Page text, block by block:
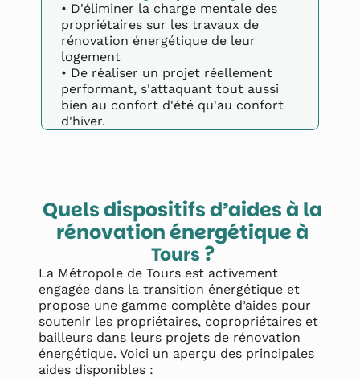
• D'éliminer la charge mentale des
propriétaires sur les travaux de
rénovation énergétique de leur
logement
• De réaliser un projet réellement
performant, s'attaquant tout aussi
bien au confort d'été qu'au confort
d'hiver.
Quels dispositifs d’aides à la
rénovation énergétique à
Tours?
La Métropole de Tours est activement
engagée dans la transition énergétique et
propose une gamme complète d’aides pour
soutenir les propriétaires, copropriétaires et
bailleurs dans leurs projets de rénovation
énergétique. Voici un aperçu des principales
aides disponibles :